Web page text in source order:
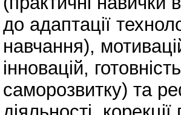
до адаптації
навчання),
інновацій,
саморозвитку) та